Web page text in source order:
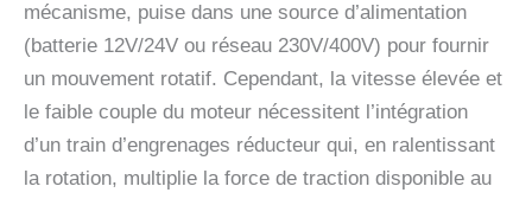
mécanisme, puise dans une source d’alimentation
(batterie 12V/24V ou réseau 230V/400V) pour fournir
un mouvement rotatif. Cependant, la vitesse élevée et
le faible couple du moteur nécessitent l’intégration
d’un train d’engrenages réducteur qui, en ralentissant
la rotation, multiplie la force de traction disponible au